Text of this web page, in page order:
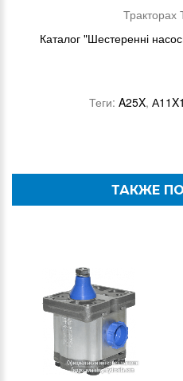
Тракторах
Каталог "Шестеренні
Теги: A25X,
ТАКЖЕ